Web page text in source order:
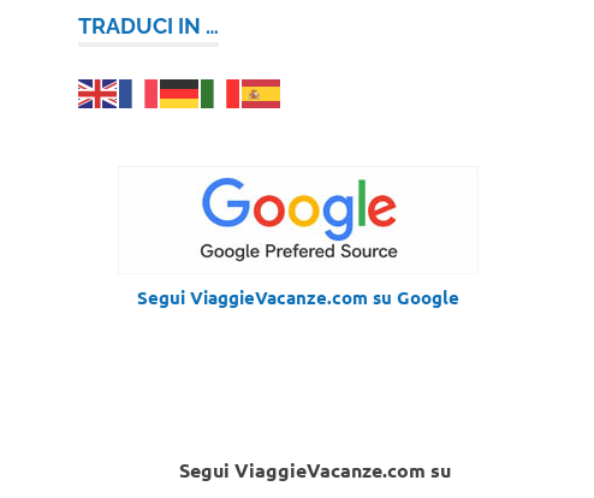
TRADUCI IN …
Segui ViaggieVacanze.com su Google
Segui ViaggieVacanze.com su